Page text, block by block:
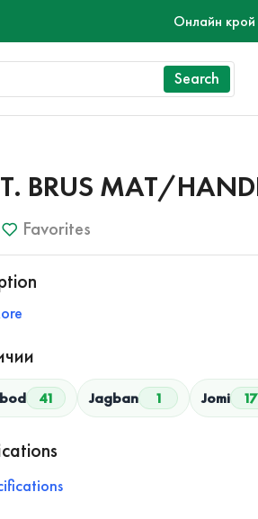
Онлайн крой
Search
MAT/
Favorites
41 Jagban 1 Jomi 17